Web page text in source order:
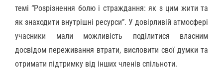
темі “Розрізнення болю і страждання: як з цим жити та
як знаходити внутрішні ресурси”. У довірливій атмосфері
учасники мали можливість поділитися власним
досвідом переживання втрати, висловити свої думки та
отримати підтримку від інших членів спільноти.